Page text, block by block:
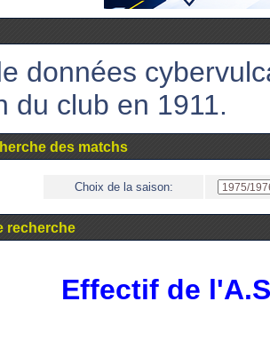
données
du club en 1911.
des matchs
Choix de la saison:
recherche
Effectif de